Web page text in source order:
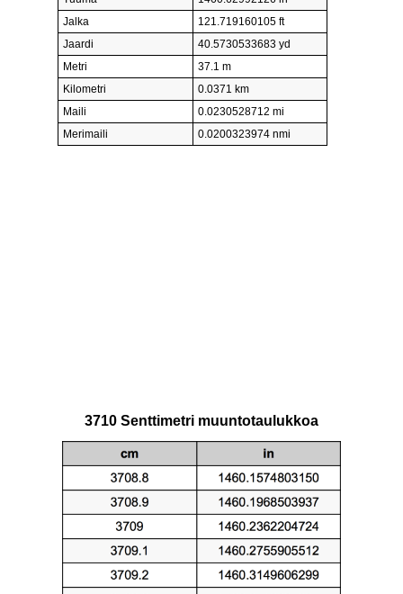
Jalka
121.719160105 ft
Jaardi
40.5730533683 yd
Metri
37.1 m
Kilometri
0.0371 km
Maili
0.0230528712 mi
Merimaili
0.0200323974 nmi
3710 Senttimetri muuntotaulukkoa